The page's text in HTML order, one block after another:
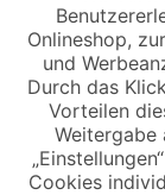
Copyright ©